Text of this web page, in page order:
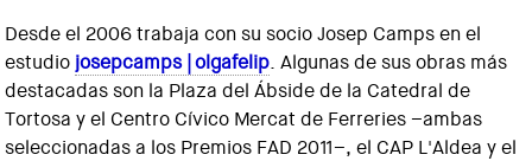
Desde el 2006 trabaja con su socio Josep Camps en el
estudio josepcamps | olgafelip. Algunas de sus obras más
destacadas son la Plaza del Ábside de la Catedral de
Tortosa y el Centro Cívico Mercat de Ferreries –ambas
seleccionadas a los Premios FAD 2011–, el CAP L'Aldea y el